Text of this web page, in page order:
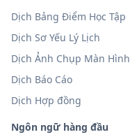
Dịch Bảng Điểm Học Tập
Dịch Sơ Yếu Lý Lịch
Dịch Ảnh Chụp Màn Hình
Dịch Báo Cáo
Dịch Hợp đồng
Ngôn ngữ hàng đầu